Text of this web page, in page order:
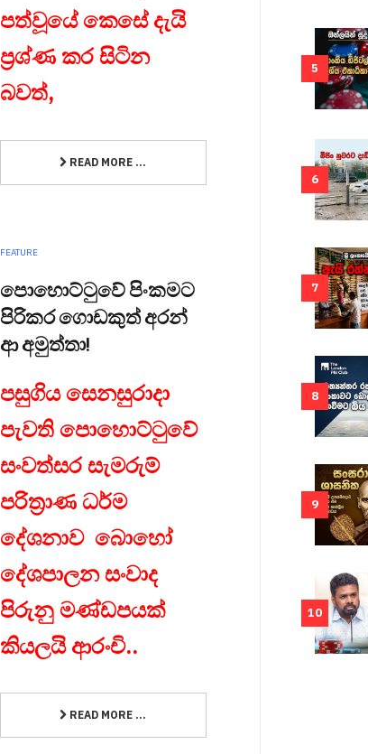
පත්වූයේ කෙසේ දැයි
ප්‍රශ්ණ කර සිටින
බවත්,
READ MORE ...
FEATURE
පොහොට්ටුවේ පිංකමට
පිරිකර ගොඩකුත් අරන්
ආ අමුත්තා!
පසුගිය සෙනසුරාදා
පැවති පොහොට්ටුවේ
සංවත්සර සැමරුම්
පරිත්‍රාණ ධර්ම
දේශනාව බොහෝ
දේශපාලන සංවාද
පිරුනු මණ්ඩපයක්
කියලයි ආරංචි..
READ MORE ...
5
6
7
8
9
10